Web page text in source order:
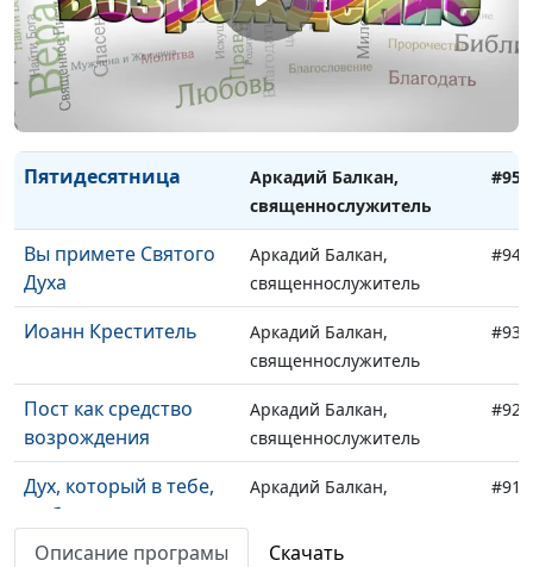
Начало гонений на
христиан
Аркадий Балкан,
священнослужитель
#97
Исцеление у Красных
ворот
Аркадий Балкан,
священнослужитель
Пятидесятница
Аркадий Балкан,
священнослужитель
#95
Вы примете Святого
Духа
Аркадий Балкан,
священнослужитель
#94
Иоанн Креститель
Аркадий Балкан,
священнослужитель
#93
Пост как средство
возрождения
Аркадий Балкан,
священнослужитель
#92
Дух, который в тебе,
да будет на мне
вдвойне
Аркадий Балкан,
#91
Описание програмы Скачать